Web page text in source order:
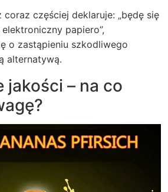
coraz częściej deklaruje: „będę się
papiero”,
o zastąpieniu szkodliwego
alternatywą.
jakości – na co